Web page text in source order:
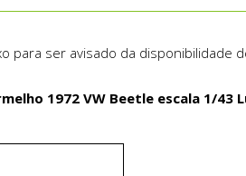
para ser avisado da disponibilidade
1972 VW Beetle escala 1/43